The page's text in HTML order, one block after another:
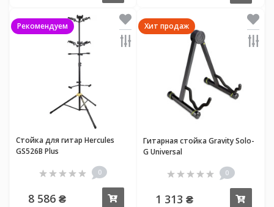
Рекомендуем
Стойка для гитар Hercules
GS526B Plus
0
8 586 ₴
Хит продаж
Гитарная стойка Gravity Solo-
G Universal
0
1 313 ₴